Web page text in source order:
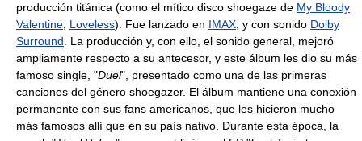
producción titánica (como el mítico disco shoegaze de My Bloody
Valentine Loveless). Fue lanzado en IMAX , y con sonido Dolby
Surround . La producción y, con ello, el sonido general, mejoró
ampliamente respecto a su antecesor, y este álbum les dio su más
famoso single, "Duel", presentado como una de las primeras
canciones del género shoegazer. El álbum mantiene una conexión
permanente con sus fans americanos, que les hicieron mucho
más famosos allí que en su país nativo. Durante esta época, la